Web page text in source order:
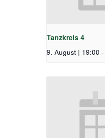
Tanzkreis 4
9. August | 19:00 -